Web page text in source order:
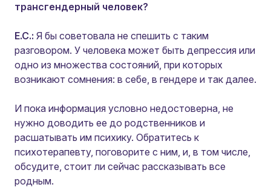
трансгендерный человек?
Е.С.: Я бы советовала не спешить с таким
разговором. У человека может быть депрессия или
одно из множества состояний, при которых
возникают сомнения: в себе, в гендере и так далее.
И пока информация условно недостоверна, не
нужно доводить ее до родственников и
расшатывать им психику. Обратитесь к
психотерапевту, поговорите с ним, и, в том числе,
обсудите, стоит ли сейчас рассказывать все
родным.